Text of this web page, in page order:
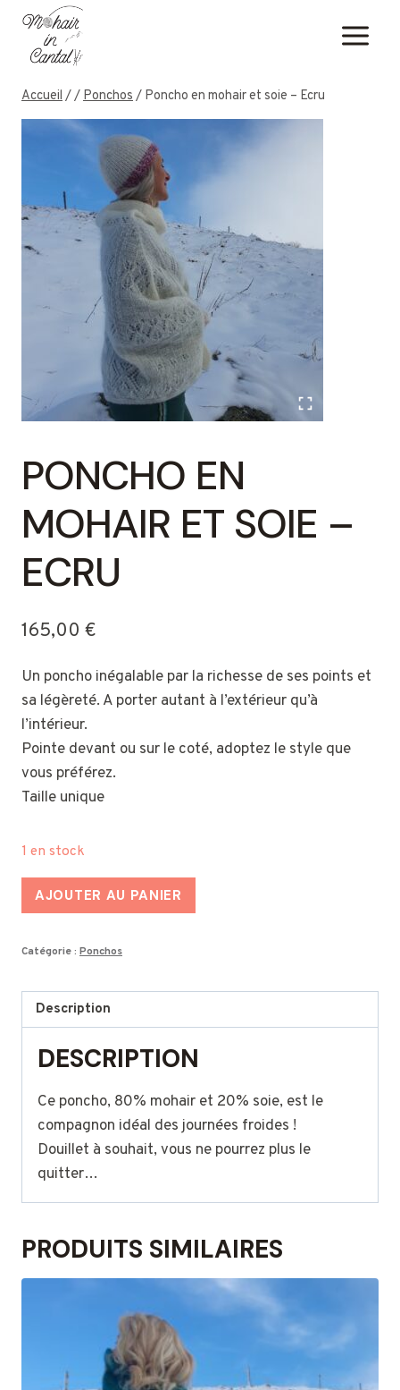
Aller
contenu
Accueil//Ponchos/ Poncho en mohair et soie – Ecru
PONCHO EN
MOHAIR ET SOIE –
ECRU
165,00 €
Un poncho inégalable par la richesse de ses points et
sa légèreté. A porter autant à l’extérieur qu’à
l’intérieur.
Pointe devant ou sur le coté, adoptez le style que
vous préférez.
Taille unique
1 en stock
quantité
de
en
soie
AJOUTER AU PANIER
Catégorie : Ponchos
Description
DESCRIPTION
Ce poncho, 80% mohair et 20% soie, est le
compagnon idéal des journées froides !
Douillet à souhait, vous ne pourrez plus le
quitter…
PRODUITS SIMILAIRES